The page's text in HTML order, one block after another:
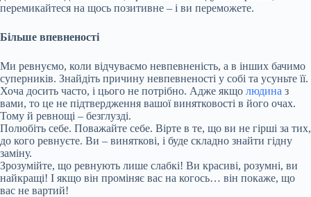
перемикайтеся на щось позитивне – і ви переможете.
Більше впевненості
Ми ревнуємо, коли відчуваємо невпевненість, а в інших бачимо
суперників. Знайдіть причину невпевненості у собі та усуньте її.
Хоча досить часто, і цього не потрібно. Адже якщо людина з
вами, то це не підтвердження вашої винятковості в його очах.
Тому й ревнощі – безглузді.
Полюбіть себе. Поважайте себе. Вірте в те, що ви не гірші за тих,
до кого ревнуєте. Ви – виняткові, і буде складно знайти гідну
заміну.
Зрозумійте, що ревнують лише слабкі! Ви красиві, розумні, ви
найкращі! І якщо він проміняє вас на когось… він покаже, що
вас не вартий!